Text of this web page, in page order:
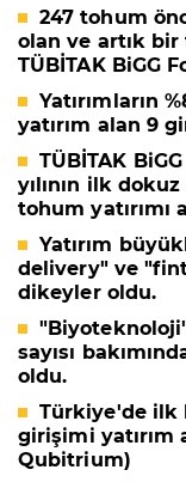
247 tohum
olan ve artık
TÜBİTAK BiGG
Yatırımların
yatırım alan 9
TÜBİTAK
yılının ilk
tohum yatırımı
Yatırım
delivery" ve "
dikeyler oldu.
"Biyoteknoloji
sayısı
oldu.
Türkiye'de ilk
girişimi yatırım
Qubitrium)